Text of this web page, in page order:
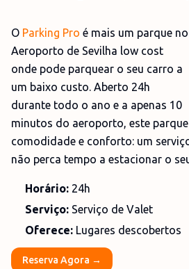
O Parking Pro é mais um parque no
Aeroporto de Sevilha low cost
onde pode parquear o seu carro a
um baixo custo. Aberto 24h
durante todo o ano e a apenas 10
minutos do aeroporto, este
comodidade e conforto: um
não perca tempo a estacionar o
Horário: 24h
Serviço: Serviço de Valet
Oferece: Lugares descobertos
Reserva Agora →